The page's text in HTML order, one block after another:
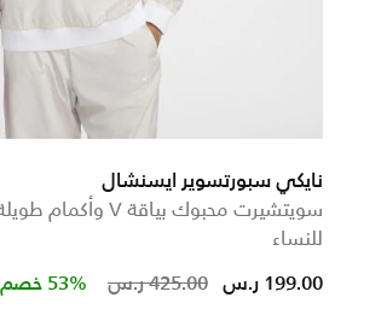
نايكي سبورتسوير ايسنشال
للنساء
Price reduced from
425.00 ر.س 199.00 ر.س 53% خصم